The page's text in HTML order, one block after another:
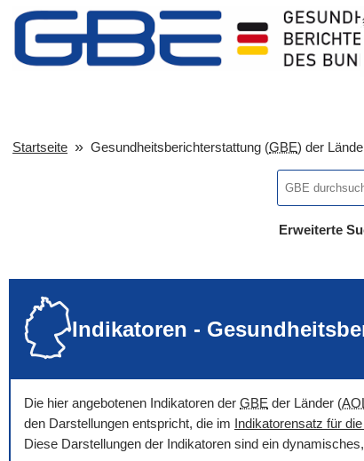
Startseite Gesundheitsberichterstattung (GBE) der
Erweiterte
Indikatoren -
Die hier angebotenen Indikatoren der GBE der Länder (
den Darstellungen entspricht, die im Indikatorensatz für die
Diese Darstellungen der Indikatoren sind ein